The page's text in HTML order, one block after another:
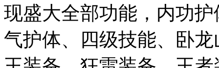
现盛大全部功能，内功
气护体、四级技能、卧